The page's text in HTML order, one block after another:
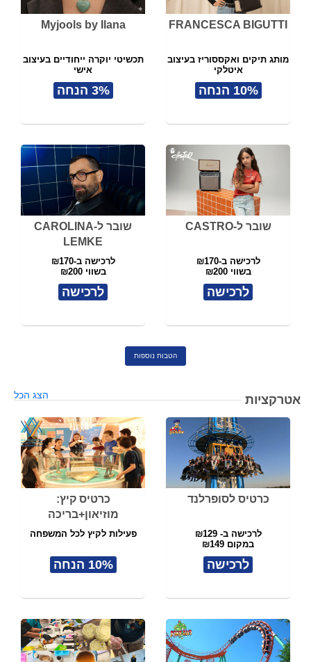
FRANCESCA BIGUTTI
מותג תיקים ואקססוריז בעיצוב
איטלקי
10% הנחה
Myjools by Ilana
תכשיטי יוקרה ייחודיים בעיצוב
אישי
3% הנחה
שובר ל-CASTRO
לרכישה ב-₪170
בשווי ₪200
לרכישה
שובר ל-CAROLINA
LEMKE
לרכישה ב-₪170
בשווי ₪200
לרכישה
הטבות נוספות
אטרקציות הצג הכל
כרטיס לסופרלנד
לרכישה ב- ₪129
במקום ₪149
לרכישה
כרטיס קיץ:
מוזיאון+בריכה
פעילות לקיץ לכל המשפחה
10% הנחה